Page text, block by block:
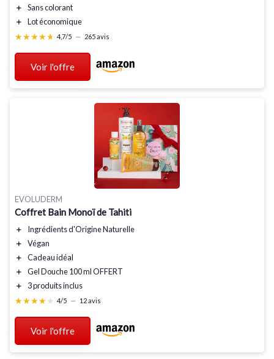
＋
Sans colorant
＋
Lot économique
★★★★★
★★★★★ 4,7/5 — 265 avis
Voir l'offre
EVOLUDERM
Coffret Bain Monoï de Tahiti
＋
Ingrédients d'Origine Naturelle
＋
Végan
＋
Cadeau idéal
＋
Gel Douche 100 ml OFFERT
＋
3 produitsinclus
★★★★★
★★★★★ 4/5 — 12 avis
Voir l'offre